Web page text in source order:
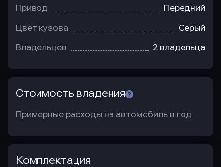
Привод Передний
Цвет кузова Серый
Владельцев 2 владельца
Стоимость владения
Примерные расходы на автомобиль в год
Комплектация